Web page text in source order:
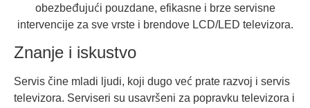
obezbeđujući pouzdane, efikasne i brze servisne
intervencije za sve vrste i brendove LCD/LED televizora.
Znanje i iskustvo
Servis čine mladi ljudi, koji dugo već prate razvoj i servis
televizora. Serviseri su usavršeni za popravku televizora i